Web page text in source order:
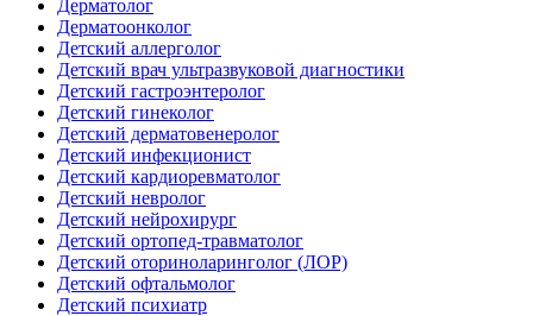
Дерматолог
Дерматоонколог
Детский аллерголог
Детский врач ультразвуковой диагностики
Детский гастроэнтеролог
Детский гинеколог
Детский дерматовенеролог
Детский инфекционист
Детский кардиоревматолог
Детский невролог
Детский нейрохирург
Детский ортопед-травматолог
Детский оториноларинголог (ЛОР)
Детский офтальмолог
Детский психиатр